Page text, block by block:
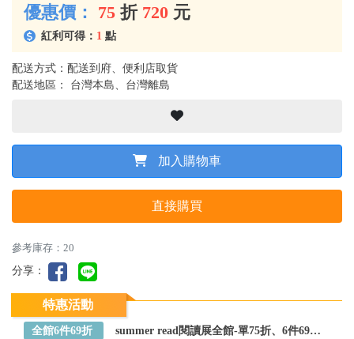
優惠價： 75 折 720 元
紅利可得： 1 點
配送方式：配送到府、便利店取貨
配送地區： 台灣本島、台灣離島
加入購物車
直接購買
參考庫存：20
分享：
特惠活動
全館6件69折 summer read閱讀展全館-單75折、6件69折～全館任選